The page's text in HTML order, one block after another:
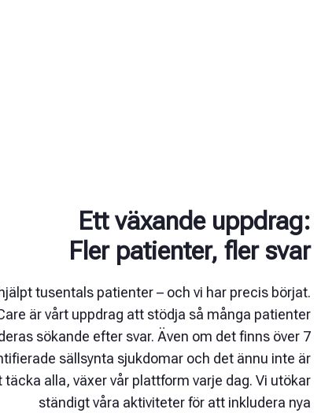
Ett växande uppdrag:
Fler patienter, fler svar
tusentals patienter – och vi har precis börjat.
är vårt uppdrag att stödja så många patienter
sökande efter svar. Även om det finns över 7
sällsynta sjukdomar och det ännu inte är
alla, växer vår plattform varje dag. Vi utökar
ständigt våra aktiviteter för att inkludera nya